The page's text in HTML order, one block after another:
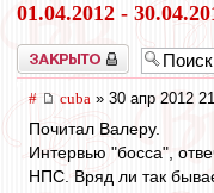
01.04.2012 -
Закрыто
# cuba » 30 апр 2012
Почитал Валеру.
Интервью "босса",
НПС. Вряд ли так